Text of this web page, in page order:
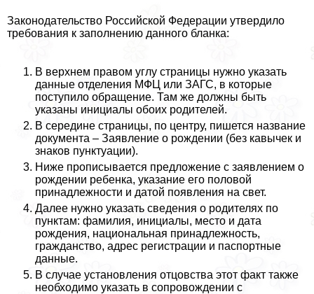
Законодательство Российской Федерации утвердило
требования к заполнению данного бланка:
В верхнем правом углу страницы нужно указать
данные отделения МФЦ или ЗАГС, в которые
поступило обращение. Там же должны быть
указаны инициалы обоих родителей.
В середине страницы, по центру, пишется название
документа – Заявление о рождении (без кавычек и
знаков пунктуации).
Ниже прописывается предложение с заявлением о
рождении ребенка, указание его пoлoвoй
принадлежности и датой появления на свет.
Далее нужно указать сведения о родителях по
пунктам: фамилия, инициалы, место и дата
рождения, национальная принадлежность,
гражданство, адрес регистрации и паспортные
данные.
В случае установления отцовства этот факт также
необходимо указать в сопровождении с